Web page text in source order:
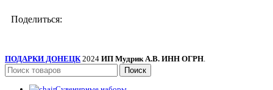
Поделиться:
ПОДАРКИ ДОНЕЦК 2024 ИП Мудрик А.В. ИНН ОГРН
Поиск